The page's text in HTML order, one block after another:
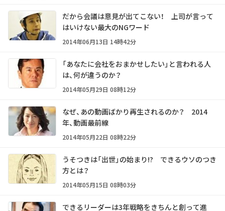
だから会議は意見が出てこない！ 上司が言って
はいけない最大のNGワード
2014年06月13日 14時42分
「あなたに会社をおまかせしたい」と言われる人
は、何が違うのか？
2014年05月29日 08時12分
なぜ、あの動画ばかり再生されるのか？ 2014
年、動画最前線
2014年05月22日 08時22分
うそつきは「出世」の始まり!? できるウソのつき
方とは？
2014年05月15日 08時03分
できるリーダーは3年戦略をきちんと創って進